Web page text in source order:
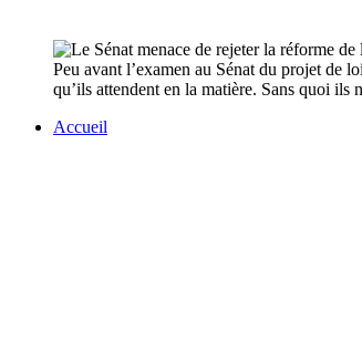
Peu avant l’examen au Sénat du projet de
qu’ils attendent en la matière. Sans quoi ils
Accueil